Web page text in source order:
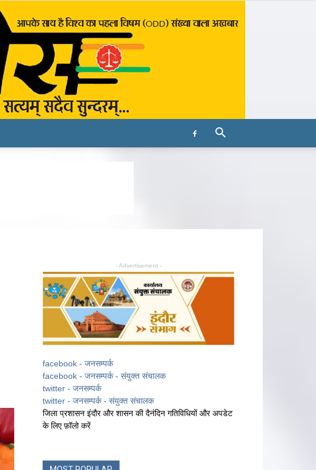
- Advertisement -
facebook - जनसम्पर्क
facebook - जनसम्पर्क - संयुक्त संचालक
twitter - जनसम्पर्क
twitter - जनसम्पर्क - संयुक्त संचालक
जिला प्रशासन इंदौर और शासन की दैनंदिन गतिविधियों और अपडेट
के लिए फ़ॉलो करें